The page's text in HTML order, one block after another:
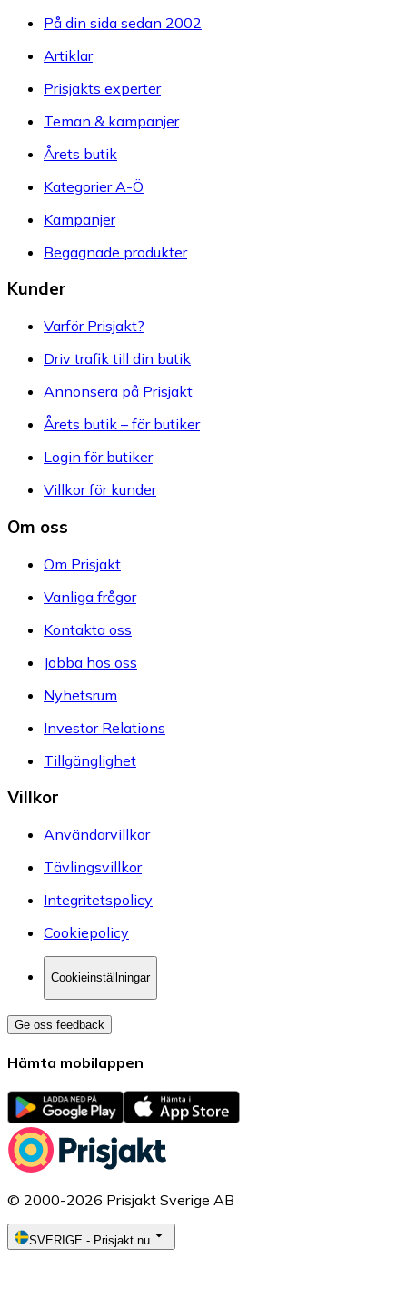
På din sida sedan 2002
Artiklar
Prisjakts experter
Teman & kampanjer
Årets butik
Kategorier A-Ö
Kampanjer
Begagnade produkter
Kunder
Varför Prisjakt?
Driv trafik till din butik
Annonsera på Prisjakt
Årets butik – för butiker
Login för butiker
Villkor för kunder
Om oss
Om Prisjakt
Vanliga frågor
Kontakta oss
Jobba hos oss
Nyhetsrum
Investor Relations
Tillgänglighet
Villkor
Användarvillkor
Tävlingsvillkor
Integritetspolicy
Cookiepolicy
Cookieinställningar
Ge oss feedback
Hämta mobilappen
© 2000-2026 Prisjakt Sverige AB
SVERIGE - Prisjakt.nu